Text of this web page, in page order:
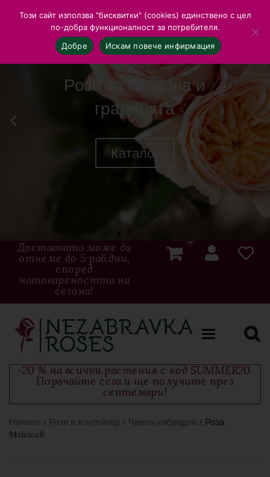
Рози за балкона и
градината
Каталог
Доставката може да
отнеме до 5 раб.дни,
според
натовареността на
сезона!
0
Toggle
-20 % на всички растения с код SUMMER20.
Поръчайте сега и ще получите през
септември!
Начало / Рози в контейнер / Чаено-хибридни / Роза
Maleica®
Този сайт използва "бисквитки" (cookies) единствено с цел
по-добра функционалност за потребителя.
Добре
Искам повече инфирмация